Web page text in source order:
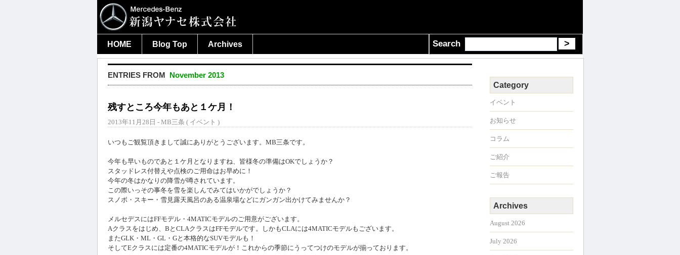
HOME Blog Top Archives Search
ENTRIES FROM November 2013
残すところ今年もあと１ケ月！
2013年11月28日 - MB三条 ( イベント )
いつもご観覧頂きまして誠にありがとうございます。MB三条です。
今年も早いものであと１ケ月となりますね、皆様冬の準備はOKでしょうか？
スタッドレス付替えや点検のご用命はお早めに！
今年の冬はかなりの降雪が噂されています。
この際いっその事冬を雪を楽しんでみてはいかがでしょうか？
スノボ・スキー・雪見露天風呂のある温泉場などにガンガン出かけてみませんか？
メルセデスにはFFモデル・4MATICモデルのご用意がございます。
Aクラスをはじめ、BとCLAクラスはFFモデルです。しかもCLAには4MATICモデルもございます。
またGLK・ML・GL・Gと本格的なSUVモデルも！
そしてEクラスには定番の4MATICモデルが！これからの季節にうってつけのモデルが揃っております。
Category
イベント
お知らせ
コラム
ご紹介
ご報告
Archives
August 2026
July 2026